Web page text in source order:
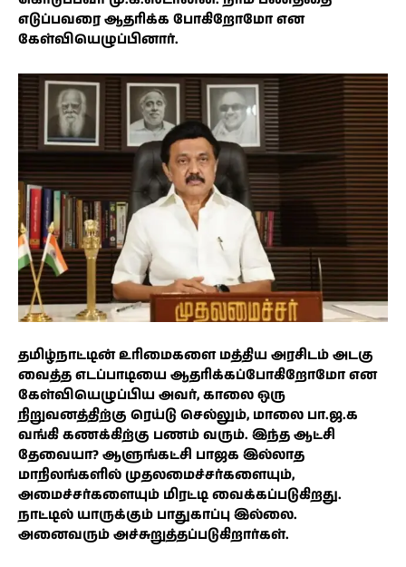
எடுப்பவரை ஆதரிக்க போகிறோமோ என
கேள்வியெழுப்பினார்.
தமிழ்நாட்டின் உரிமைகளை மத்திய அரசிடம் அடகு
வைத்த எடப்பாடியை ஆதரிக்கப்போகிறோமோ என
கேள்வியெழுப்பிய அவர், காலை ஒரு
நிறுவனத்திற்கு ரெய்டு செல்லும், மாலை பா.ஜ.க
வங்கி கணக்கிற்கு பணம் வரும். இந்த ஆட்சி
தேவையா? ஆளுங்கட்சி பாஜக இல்லாத
மாநிலங்களில் முதலமைச்சர்களையும்,
அமைச்சர்களையும் மிரட்டி வைக்கப்படுகிறது.
நாட்டில் யாருக்கும் பாதுகாப்பு இல்லை.
அனைவரும் அச்சுறுத்தப்படுகிறார்கள்.